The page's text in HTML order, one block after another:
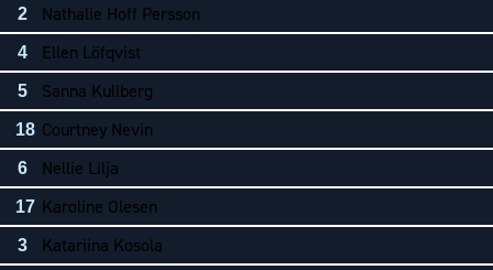
2 Nathalie Hoff Persson
4 Ellen Löfqvist
5 Sanna Kullberg
18 Courtney Nevin
6 Nellie Lilja
17 Karoline Olesen
3 Katariina Kosola